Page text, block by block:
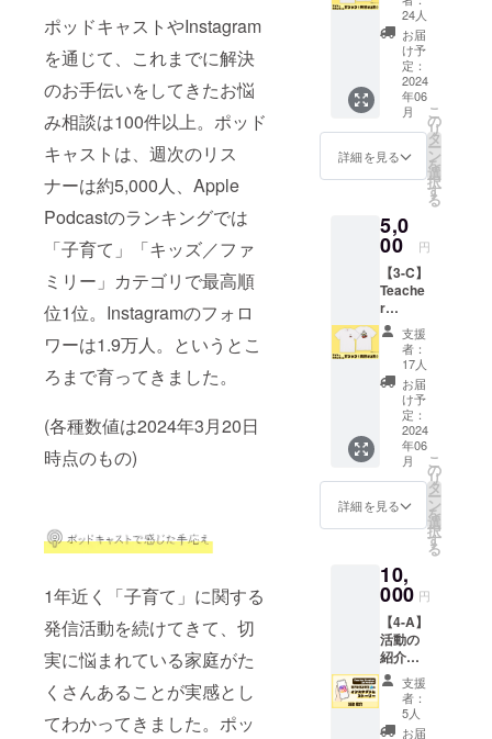
ポッドキャストやInstagram
を通じて、これまでに解決
のお手伝いをしてきたお悩
み相談は100件以上。ポッド
キャストは、週次のリス
ナーは約5,000人、Apple
Podcastのランキングでは
「子育て」「キッズ／ファ
ミリー」カテゴリで最高順
位1位。Instagramのフォロ
ワーは1.9万人。というとこ
ろまで育ってきました。
(各種数値は2024年3月20日
時点のもの)
1年近く「子育て」に関する
発信活動を続けてきて、切
実に悩まれている家庭がた
くさんあることが実感とし
てわかってきました。ポッ
のポッ
ドキャ
スト音
源は、
ご入力
いただ
いた
メール
アドレ
たしま
す。
Kids S
(120) 、
Kids M
(130) 、
Kids L
(140) 、
S（身長
目安
163）、
168）、
L（身長
目安
175）、
XL（身
長目安
180）
・Web
サイト
に名前
記載
掲
載期
間：令
和６年
４月１
４日か
ら事業
掲
載方
法：文
字のみ
（掲載
を希望
される
お名前
をご記
入くだ
【子ど
もの見
方が変
わるT
シャツ
(共感す
力）】
リター
ン内容
・子ど
方が変
わるT
シャツ
(共感す
る力）
サ
イズ展
開：
Kids S
(120) 、
Kids M
(130) 、
Kids L
(140) 、
S（身長
目安
163）、
168）、
L（身長
目安
175）、
XL（身
長目安
180）
・Web
サイト
に名前
記載
24人
お届
け予
定：
2024
年06
月
詳細を見る
こ
の
リ
タ
ー
ン
を
選
択
す
る
5,0
00 円
【3-C】
Teache
r
Teache
r グッズ
【子ど
もの見
方が変
わるT
シャツ
(表現す
力）】
リター
ン内容
・子ど
方が変
わるT
シャツ
(表現す
る力）
サ
イズ展
開：
Kids S
(120) 、
支援
者：
17人
お届
け予
定：
2024
年06
月
詳細を見る
こ
の
リ
タ
ー
ン
を
選
択
す
る
10,
000 円
【4-A】
活動の
紹介
（イン
スタグ
ラムの
ストー
支援
者：
5人
お届